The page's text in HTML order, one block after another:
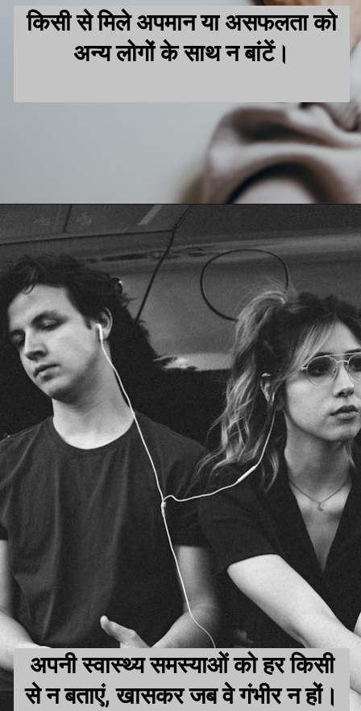
किसी से मिले अपमान या असफलता को
अन्य लोगों के साथ न बांटें।
अपनी स्वास्थ्य समस्याओं को हर किसी
से न बताएं, खासकर जब वे गंभीर न हों।